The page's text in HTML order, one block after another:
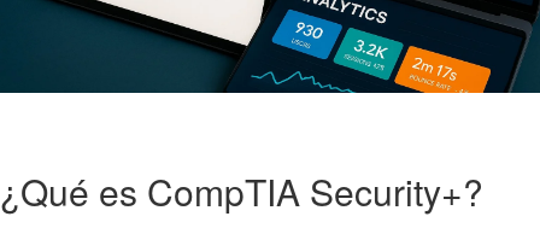
¿Qué es CompTIA Security+?